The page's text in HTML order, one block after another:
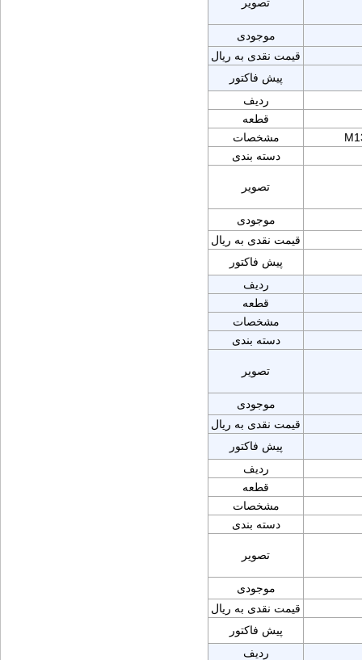
موجودی
قیمت نقدی به ریال
پیش فاکتور
ردیف
قطعه
مشخصات
دسته بندی
تصویر
موجودی
قیمت نقدی به ریال
پیش فاکتور
ردیف
قطعه
مشخصات
دسته بندی
تصویر
موجودی
قیمت نقدی به ریال
پیش فاکتور
ردیف
قطعه
مشخصات
دسته بندی
تصویر
موجودی
قیمت نقدی به ریال
پیش فاکتور
ردیف